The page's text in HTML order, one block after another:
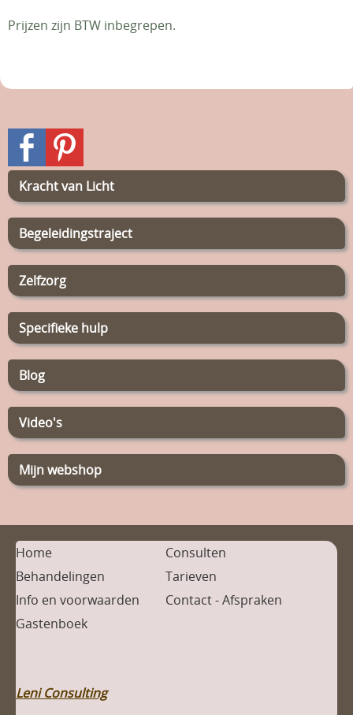
Kracht van Licht
Begeleidingstraject
Zelfzorg
Specifieke hulp
Blog
Video's
Mijn webshop
Prijzen zijn BTW inbegrepen.
Home
Consulten
Behandelingen
Tarieven
Info en voorwaarden
Contact - Afspraken
Gastenboek
Leni Consulting